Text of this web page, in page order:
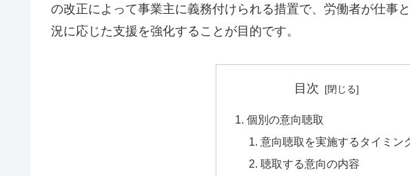
の改正によって事業主に義務付けられる措置で、労働者が仕事
況に応じた支援を強化することが目的です。
目次
個別の意向聴取
意向聴取を実施するタイミン
聴取する意向の内容